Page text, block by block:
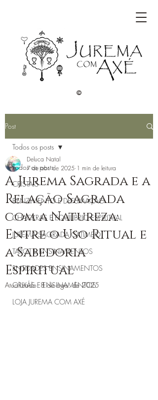
©
Post
Todos os posts
CRISTAIS
BENZIMENTO E DEFUMAÇÃO
CHACKRAS E EQUILÍBRIO ESPIRITUAL
JUREMA SAGRADA CATIMBÓ
TAROT E ENSINAMENTOS
ENTIDADES ENSINAMENTOS
ORIXÁS E ENSINAMENTOS
LOJA JUREMA COM AXÉ
Todos os posts
A Jurema Sagrada e a
Relação Sagrada
com a Natureza:
Entre o Uso Ritual e
a Sabedoria
Espiritual
Deluca Natal
7 de abr. de 2025 1 min de leitura
Atualizado:8 de ago. de 2025